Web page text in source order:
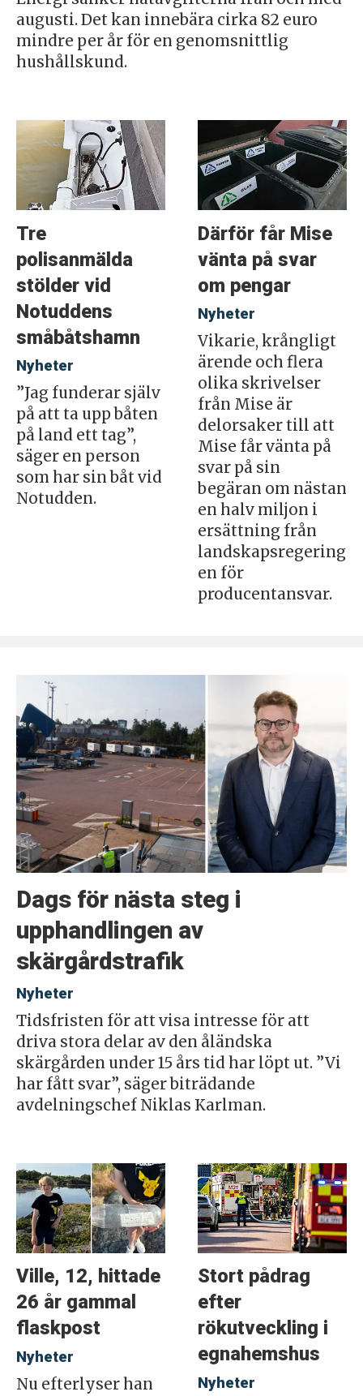
augusti. Det kan innebära cirka 82 euro
mindre per år för en genomsnittlig
hushållskund.
Tre
polisanmälda
stölder vid
Notuddens
småbåtshamn
Nyheter
”Jag funderar själv
på att ta upp båten
på land ett tag”,
säger en person
som har sin båt vid
Notudden.
Därför får Mise
vänta på svar
om pengar
Nyheter
Vikarie, krångligt
ärende och flera
olika skrivelser
från Mise är
delorsaker till att
Mise får vänta på
svar på sin
begäran om nästan
en halv miljon i
ersättning från
landskapsregering
en för
producentansvar.
Dags för nästa steg i
upphandlingen av
skärgårdstrafik
Nyheter
Tidsfristen för att visa intresse för att
driva stora delar av den åländska
skärgården under 15 års tid har löpt ut. ”Vi
har fått svar”, säger biträdande
avdelningschef Niklas Karlman.
Ville, 12, hittade
26 år gammal
flaskpost
Nyheter
Nu efterlyser han
Stort pådrag
efter
rökutveckling i
egnahemshus
Nyheter